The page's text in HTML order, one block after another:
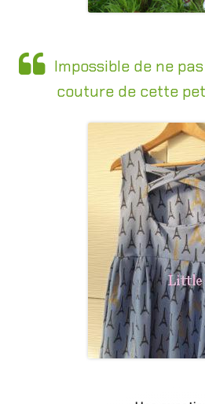
Impossible de ne
couture de cette